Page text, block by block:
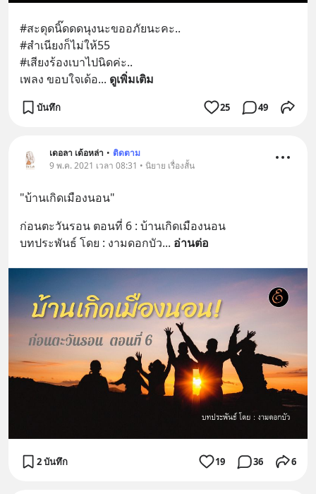
#สะดุดนิ๊ดดดนุงนะขออภัยนะคะ..
#สำเนียงก็ไม่ให้55
#เสียงร้องเบาไปนิดค่ะ..
เพลง ขอบใจเด้อ... ดูเพิ่มเติม
บันทึก 25 49
เดอลา เด้อหล่า • ติดตาม
9 พ.ค. 2021 เวลา 08:31 • นิยาย เรื่องสั้น
"บ้านเกิดเมืองนอน"
ก่อนตะวันรอน ตอนที่ 6 : บ้านเกิดเมืองนอน
บทประพันธ์ โดย : งามดอกบัว... อ่านต่อ
2 บันทึก 19 36 6